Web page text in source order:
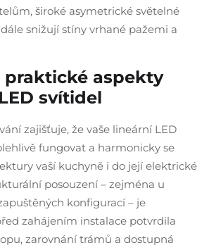
široké asymetrické světelné
snižují stíny vrhané pažemi a
praktické aspekty
svítidel
zajišťuje, že vaše lineární LED
fungovat a harmonicky se
vaší kuchyně i do její elektrické
posouzení – zejména u
konfigurací – je
zahájením instalace potvrdila
zarovnání trámů a dostupná